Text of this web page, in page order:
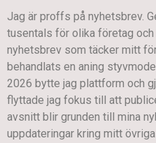
Jag är proffs på nyhetsbrev.
tusentals för olika företag
nyhetsbrev som täcker mitt
behandlats en aning
2026 bytte jag plattform och
flyttade jag fokus till att
avsnitt blir grunden till mina
uppdateringar kring mitt